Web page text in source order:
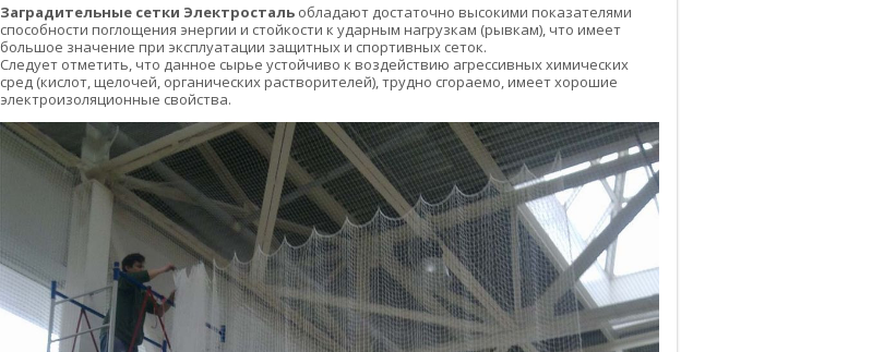
Заградительные сетки Электросталь обладают достаточно высокими показателями
способности поглощения энергии и стойкости к ударным нагрузкам (рывкам), что имеет
большое значение при эксплуатации защитных и спортивных сеток.
Следует отметить, что данное сырье устойчиво к воздействию агрессивных химических
сред (кислот, щелочей, органических растворителей), трудно сгораемо, имеет хорошие
электроизоляционные свойства.